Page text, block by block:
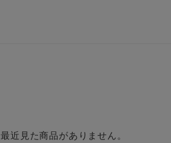
最近見た商品がありません。